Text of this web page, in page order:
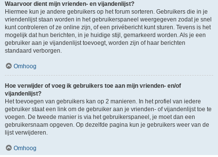
Waarvoor dient mijn vrienden- en vijandenlijst?
Hiermee kun je andere gebruikers op het forum sorteren. Gebruikers die in je
vriendenlijst staan worden in het gebruikerspaneel weergegeven zodat je snel
kunt controleren of ze online zijn, of een privébericht kunt sturen. Tevens is het
mogelijk dat hun berichten, in je huidige stijl, gemarkeerd worden. Als je een
gebruiker aan je vijandenlijst toevoegt, worden zijn of haar berichten
standaard verborgen.
Omhoog
Hoe verwijder of voeg ik gebruikers toe aan mijn vrienden- en/of
vijandenlijst?
Het toevoegen van gebruikers kan op 2 manieren. In het profiel van iedere
gebruiker staat een link om de gebruiker aan je vrienden- of vijandenlijst toe te
voegen. De tweede manier is via het gebruikerspaneel, je moet dan een
gebruikersnaam opgeven. Op dezelfde pagina kun je gebruikers weer van de
lijst verwijderen.
Omhoog